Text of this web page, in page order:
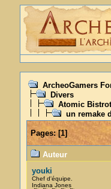
ArcheoGamers
Divers
Atomic Bistrot
un remake
Pages:[1]
Auteur
youki
Chef d'équipe.
Indiana Jones